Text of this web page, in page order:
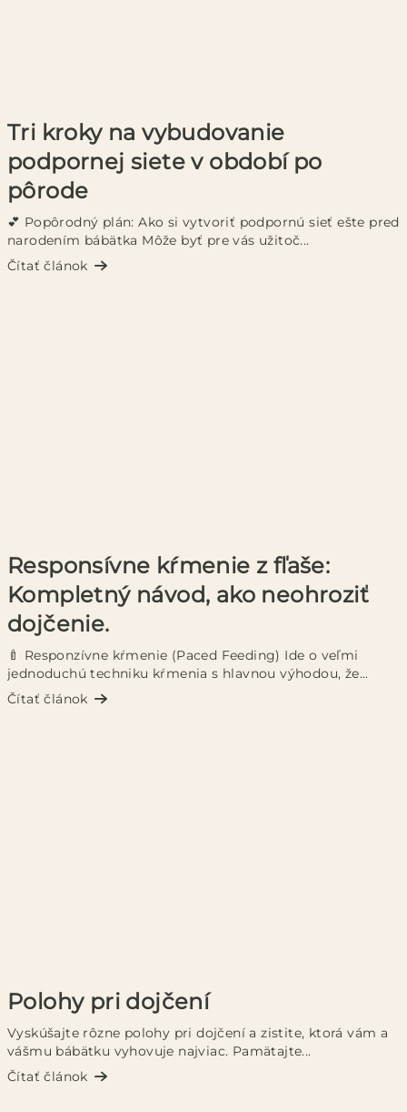
Tri kroky na vybudovanie
podpornej siete v období po
pôrode
💕 Popôrodný plán: Ako si vytvoriť podpornú sieť ešte pred
narodením bábätka Môže byť pre vás užitoč...
Čítať článok
Responsívne kŕmenie z fľaše:
Kompletný návod, ako neohroziť
dojčenie.
🍼 Responzívne kŕmenie (Paced Feeding) Ide o veľmi
jednoduchú techniku kŕmenia s hlavnou výhodou, že...
Čítať článok
Polohy pri dojčení
Vyskúšajte rôzne polohy pri dojčení a zistite, ktorá vám a
vášmu bábätku vyhovuje najviac. Pamätajte...
Čítať článok